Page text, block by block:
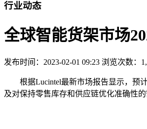
行业动态
全球智能货架市场
发布时间：2023-02-01 09:23 浏览次数：
根据Lucintel最新市场报告显示，预
及对保持零售库存和供应链优化准确性的